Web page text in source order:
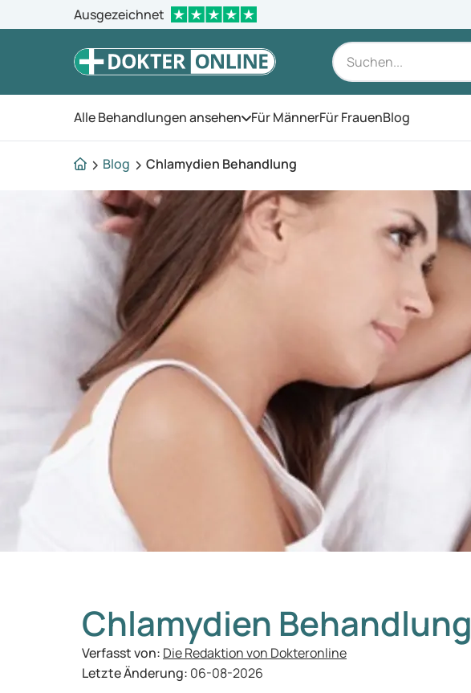
Ausgezeichnet
Alle Behandlungen ansehen Öffnen Sie das Menü
Für MännerFür FrauenBlog
Blog Chlamydien Behandlung
Chlamydien Behandlung
Verfasst von: Die Redaktion von Dokteronline
Letzte Änderung: 06-08-2026